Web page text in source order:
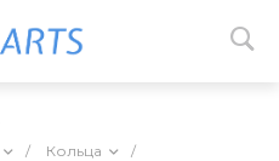
/ Кольца
/